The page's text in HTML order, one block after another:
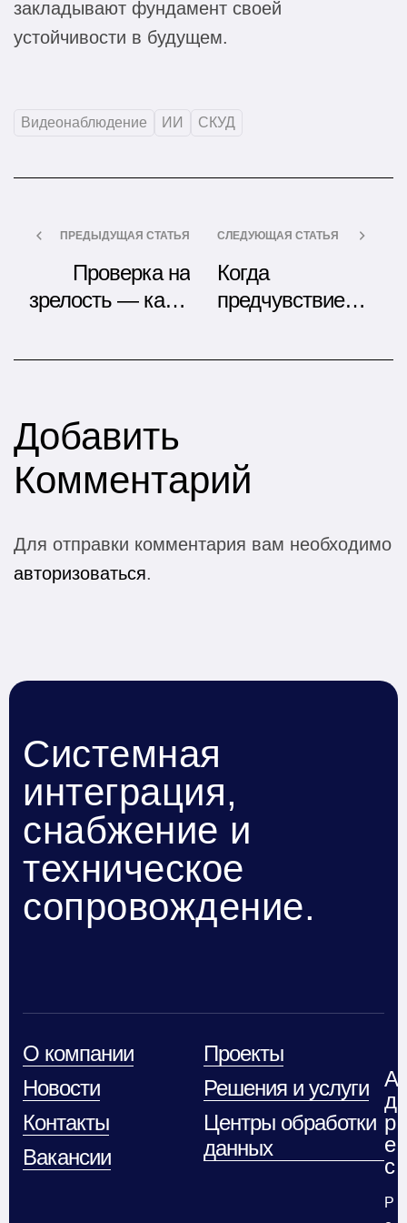
закладывают фундамент своей
устойчивости в будущем.
Видеонаблюдение ИИ СКУД
ПРЕДЫДУЩАЯ СТАТЬЯ
Проверка на
зрелость — как и
сертифицируют
СЛЕДУЮЩАЯ СТАТЬЯ
Когда
предчувствие
Добавить
Комментарий
Для отправки комментария вам необходимо
авторизоваться.
Системная
интеграция,
снабжение и
техническое
сопровождение.
О компании
Новости
Контакты
Вакансии
Проекты
Решения и услуги
Центры обработки
данных
А
д
р
е
с
Р